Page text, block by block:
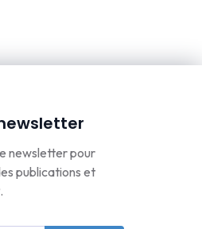
newsletter pour
publications et